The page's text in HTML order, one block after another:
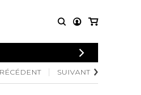
AUTRES
PRODUITS
SUIVANT